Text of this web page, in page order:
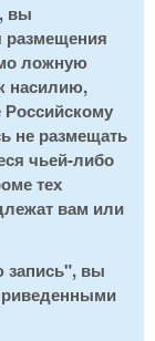
вы
размещения
ложную
насилию,
не размещать
чьей-либо
тех
вам или
запись", вы